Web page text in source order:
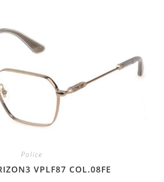
Police
VPLF87 COL.08FE